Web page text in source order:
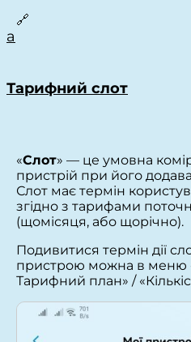
🔗
a
Тарифний слот
«Слот» — це умовна
пристрій при його
Слот має термін
згідно з тарифами
(щомісяця, або щорічно).
Подивитися термін дії
пристрою можна в меню
Тарифний план» /